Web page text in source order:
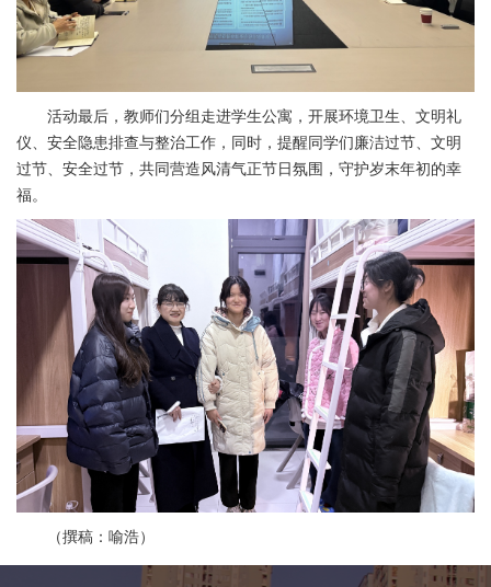
活动最后，教师们分组走进学生公寓，开展环境卫生、文明礼
仪、安全隐患排查与整治工作，同时，提醒同学们廉洁过节、文明
过节、安全过节，共同营造风清气正节日氛围，守护岁末年初的幸
福。
（撰稿：喻浩）